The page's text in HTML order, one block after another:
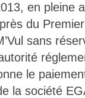
en pleine
du
sans
le
la société